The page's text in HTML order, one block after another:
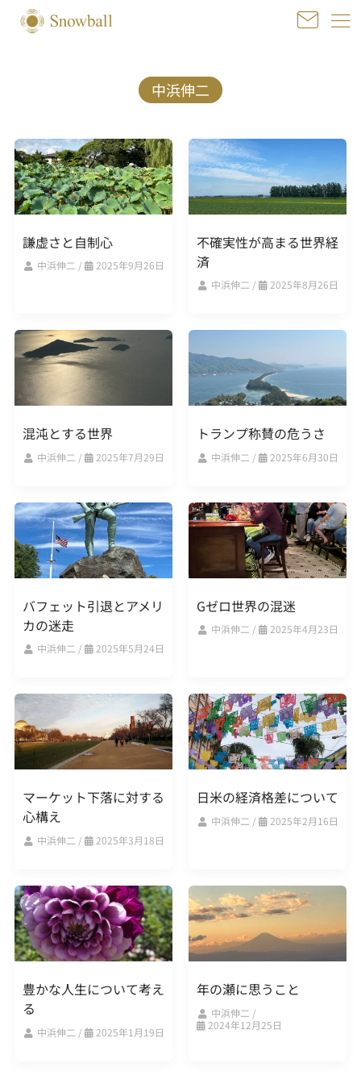
中浜伸二
謙虚さと自制心
中浜伸二 / 2025年9月26日
不確実性が高まる世界経
済
中浜伸二 / 2025年8月26日
混沌とする世界
中浜伸二 / 2025年7月29日
トランプ称賛の危うさ
中浜伸二 / 2025年6月30日
バフェット引退とアメリ
カの迷走
中浜伸二 / 2025年5月24日
Gゼロ世界の混迷
中浜伸二 / 2025年4月23日
マーケット下落に対する
心構え
中浜伸二 / 2025年3月18日
日米の経済格差について
中浜伸二 / 2025年2月16日
豊かな人生について考え
る
中浜伸二 / 2025年1月19日
年の瀬に思うこと
中浜伸二 /
2024年12月25日
投
稿
の
ペ